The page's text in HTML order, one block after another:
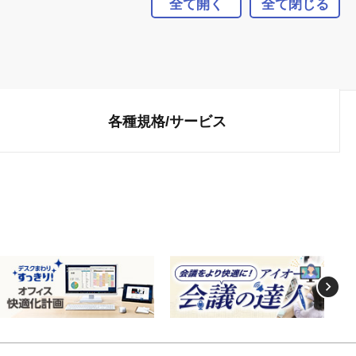
全て開く 全て閉じる
各種規格/サービス